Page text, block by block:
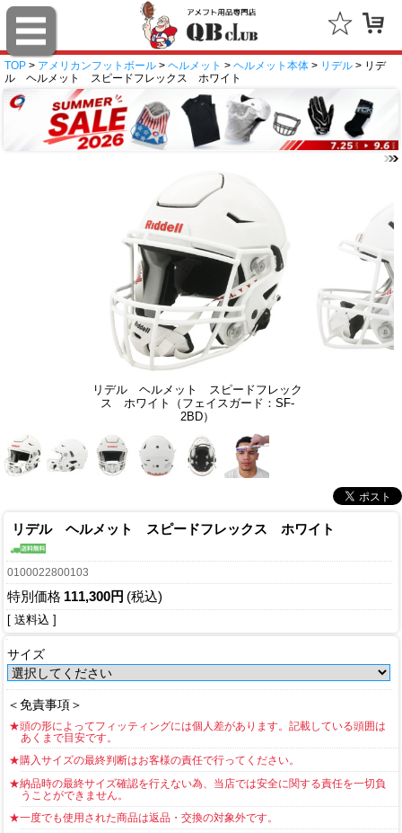
TOP > アメリカンフットボール > ヘルメット > ヘルメット本体 > リデル > リデ
ル ヘルメット スピードフレックス ホワイト
リデル ヘルメット スピードフレック
ス ホワイト（フェイスガード：SF-
2BD）
リデル ヘルメット スピードフレックス ホワイト
0100022800103
特別価格 111,300円 (税込)
[ 送料込 ]
サイズ
＜免責事項＞
★頭の形によってフィッティングには個人差があります。記載している頭囲は
あくまで目安です。
★購入サイズの最終判断はお客様の責任で行ってください。
★納品時の最終サイズ確認を行えない為、当店では安全に関する責任を一切負
うことができません。
★一度でも使用された商品は返品・交換の対象外です。